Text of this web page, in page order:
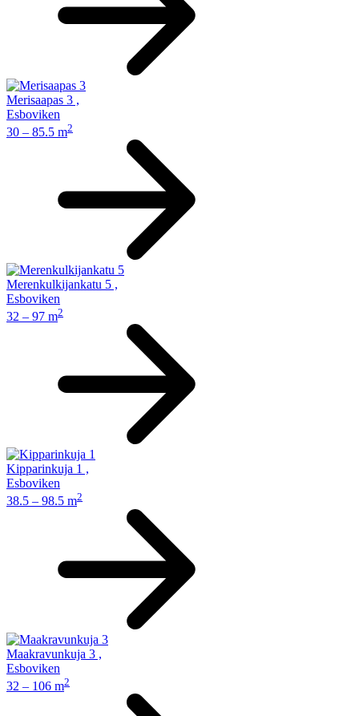
Merisaapas 3 ,
Esboviken
30 – 85.5 m2
Merenkulkijankatu 5 ,
Esboviken
32 – 97 m2
Kipparinkuja 1 ,
Esboviken
38.5 – 98.5 m2
Maakravunkuja 3 ,
Esboviken
32 – 106 m2